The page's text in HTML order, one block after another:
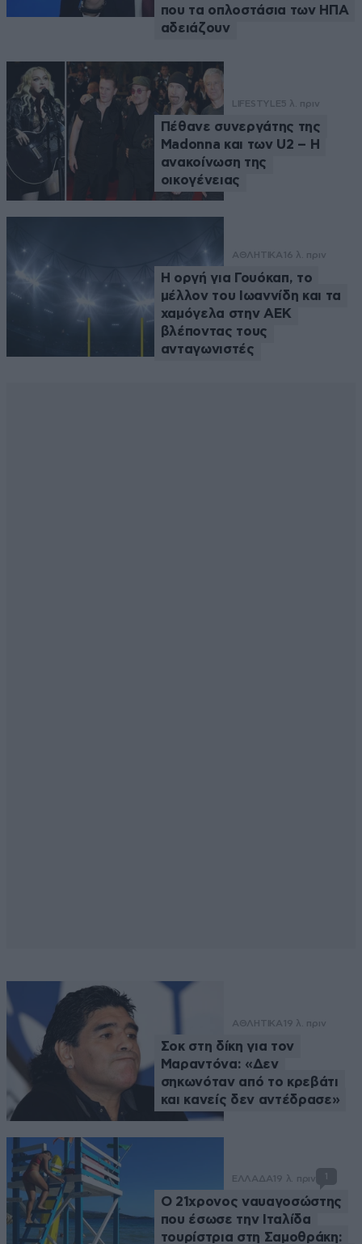
που τα οπλοστάσια των ΗΠΑ
αδειάζουν
LIFESTYLE5 λ. πριν
Πέθανε συνεργάτης της
Madonna και των U2 – Η
ανακοίνωση της
οικογένειας
ΑΘΛΗΤΙΚΑ 16 λ. πριν
Η οργή για Γουόκαπ, το
μέλλον του Ιωαννίδη και τα
χαμόγελα στην ΑΕΚ
βλέποντας τους
ανταγωνιστές
ΑΘΛΗΤΙΚΑ 19 λ. πριν
Σοκ στη δίκη για τον
Μαραντόνα: «Δεν
σηκωνόταν από το κρεβάτι
και κανείς δεν αντέδρασε»
ΕΛΛΑΔΑ 19 λ. πριν 1
Ο 21χρονος ναυαγοσώστης
που έσωσε την Ιταλίδα
τουρίστρια στη Σαμοθράκη: